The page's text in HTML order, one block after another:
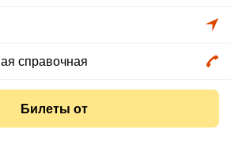
справочная
Билеты от